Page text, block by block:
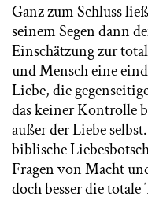
Ganz zum Schluss
seinem Segen dann
Einschätzung zur
und Mensch eine
Liebe, die
das keiner Kontrolle
außer der Liebe
biblische
Fragen von Macht
doch besser die